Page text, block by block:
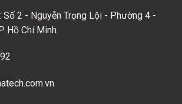
Số 2 - Nguyễn Trọng Lội - Phường 4 -
Hồ Chí Minh.